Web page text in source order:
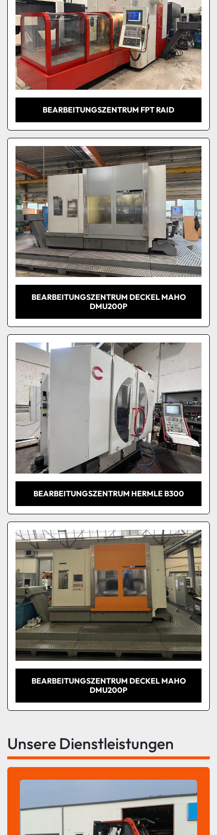
BEARBEITUNGSZENTRUM FPT RAID
BEARBEITUNGSZENTRUM DECKEL MAHO
DMU200P
BEARBEITUNGSZENTRUM HERMLE B300
BEARBEITUNGSZENTRUM DECKEL MAHO
DMU200P
Unsere Dienstleistungen